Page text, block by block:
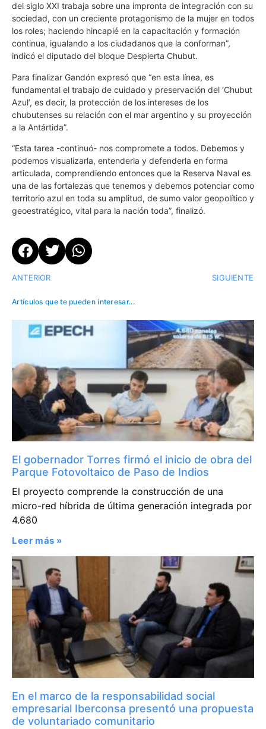
del siglo XXI trabaja sobre una impronta de integración con su
sociedad, con un creciente protagonismo de la mujer en todos
los roles; haciendo hincapié en la capacitación y formación
continua, igualando a los ciudadanos que la conforman”,
indicó el diputado del bloque Despierta Chubut.
Para finalizar Gandón expresó que “en esta línea, es
fundamental el trabajo de cuidado y preservación del ‘Chubut
Azul’, es decir, la protección de los intereses de los
chubutenses su relación con el mar argentino y su proyección
a la Antártida”.
“Esta tarea -continuó- nos compromete a todos. Debemos y
podemos visualizarla, entenderla y defenderla en forma
articulada, comprendiendo entonces que la Reserva Naval es
una de las fortalezas que tenemos y debemos potenciar como
territorio azul en toda su amplitud, de sumo valor geopolítico y
geoestratégico, vital para la nación toda”, finalizó.
ANTERIOR SIGUIENTE
Artículos que te pueden interesar...
El gobernador Torres firmó el inicio de obra del
Parque Fotovoltaico de Paso de Indios
El proyecto comprende la construcción de una
micro-red híbrida de última generación integrada por
4.680
Leer más »
En el marco de la responsabilidad social
empresarial Iberconsa presentó una propuesta
de voluntariado comunitario